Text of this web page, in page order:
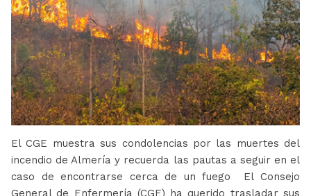
El CGE muestra sus condolencias por las muertes del
incendio de Almería y recuerda las pautas a seguir en el
caso de encontrarse cerca de un fuego El Consejo
General de Enfermería (CGE) ha querido trasladar sus